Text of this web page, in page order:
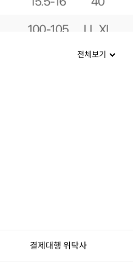
전체보기
결제대행 위탁사